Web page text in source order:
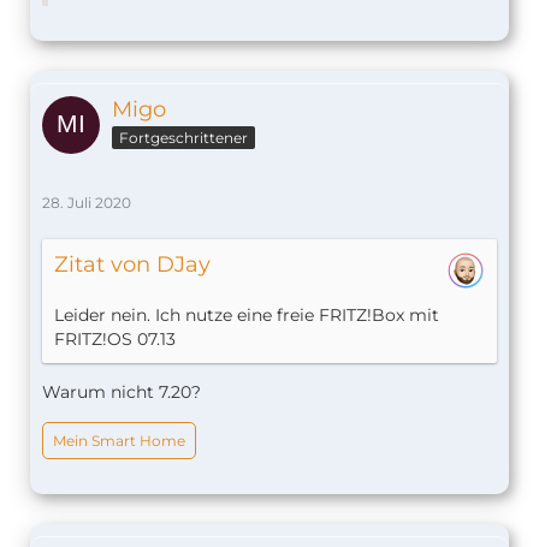
Migo
Fortgeschrittener
28. Juli 2020
Zitat von DJay
Leider nein. Ich nutze eine freie FRITZ!Box mit
FRITZ!OS 07.13
Warum nicht 7.20?
Mein Smart Home